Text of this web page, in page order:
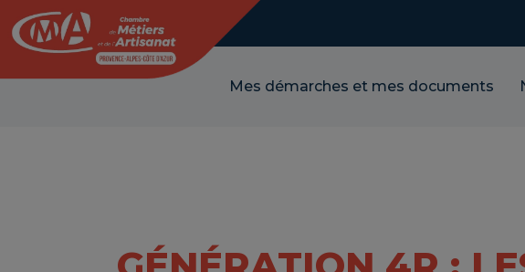
Mes démarches et mes documents
Panneau de gestion des cookies